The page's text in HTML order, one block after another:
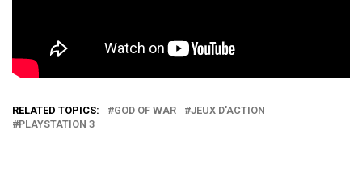
RELATED TOPICS: GOD OF WAR
JEUX D'ACTION
PLAYSTATION 3